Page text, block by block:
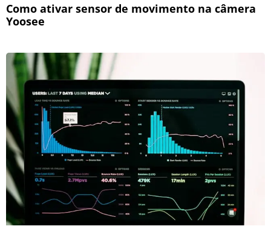
Como ativar sensor de movimento na câmera
Yoosee